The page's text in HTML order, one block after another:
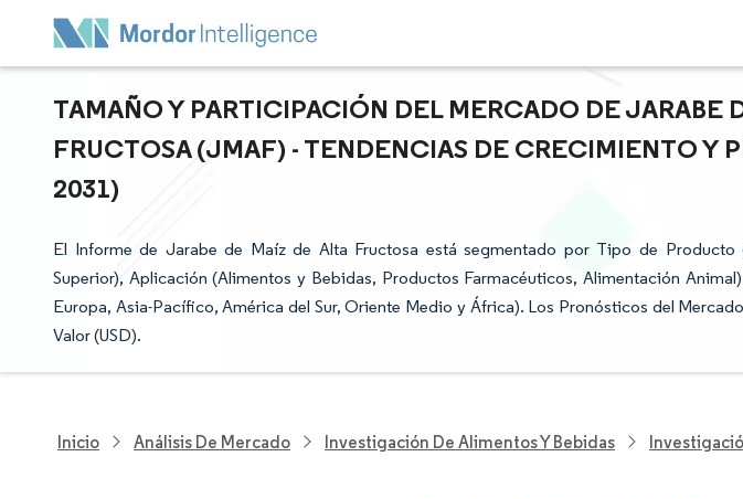
TAMAÑO Y PARTICIPACIÓN DEL MERCADO DE JARABE
FRUCTOSA (JMAF) - TENDENCIAS DE CRECIMIENTO Y
2031)
El Informe de Jarabe de Maíz de Alta Fructosa está segmentado por Tipo de Producto
Superior), Aplicación (Alimentos y Bebidas, Productos Farmacéuticos, Alimentación
Europa, Asia-Pacífico, América del Sur, Oriente Medio y África). Los Pronósticos del
Valor (USD).
Inicio Análisis De Mercado Investigación De Alimentos Y Bebidas